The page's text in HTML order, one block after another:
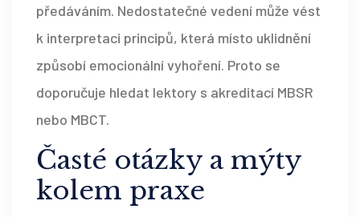
předáváním. Nedostatečné vedení může vést
k interpretaci principů, která místo uklidnění
způsobí emocionální vyhoření. Proto se
doporučuje hledat lektory s akreditací MBSR
nebo MBCT.
Časté otázky a mýty
kolem praxe